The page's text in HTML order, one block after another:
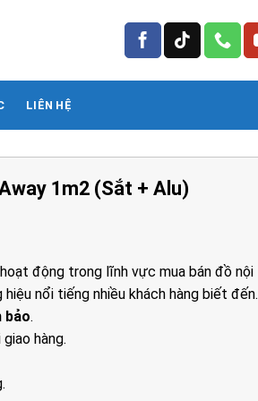
LIÊN HỆ
1m2 (Sắt + Alu)
động trong lĩnh vực mua bán đồ nội
nổi tiếng nhiều khách hàng biết đến.
bảo.
hàng.